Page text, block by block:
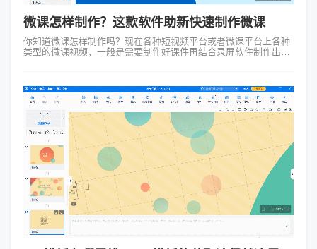
微课怎样制作？这款软件助新快速制作微课
你知道微课怎样制作吗？现在各种短视频平台或者微课平台上各种
类型的微课视频，一般是需要制作好课件再结合录屏软件制作出来